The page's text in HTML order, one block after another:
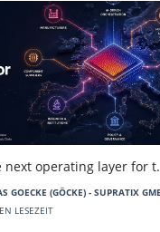
next operating layer for
GOECKE (GÖCKE) - SUPRATIX
LESEZEIT